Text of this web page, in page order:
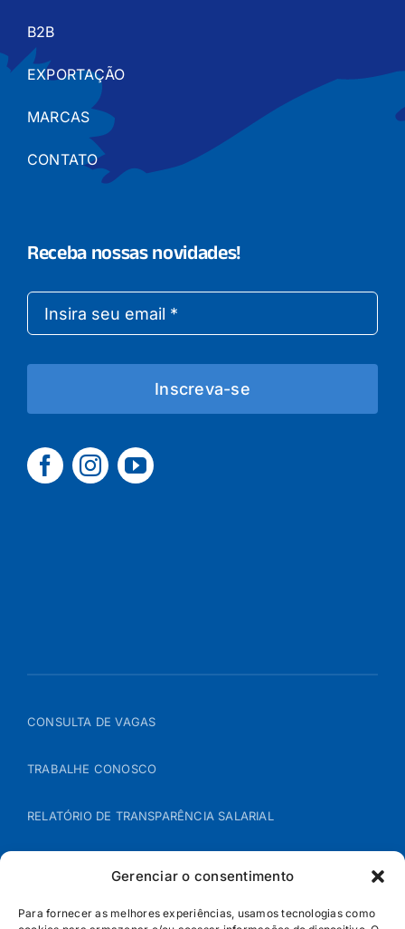
Gerenciar o consentimento
Para fornecer as melhores experiências, usamos tecnologias como
B2B
EXPORTAÇÃO
MARCAS
CONTATO
Receba nossas novidades!
Inscreva-se
CONSULTA DE VAGAS
TRABALHE CONOSCO
RELATÓRIO DE TRANSPARÊNCIA SALARIAL
POLÍTICA DE COOKIES